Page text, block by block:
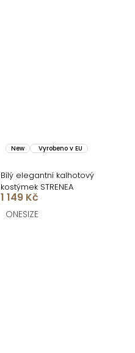
New Vyrobeno v EU
Bílý elegantní kalhotový
kostýmek STRENEA
1 149 Kč
ONESIZE